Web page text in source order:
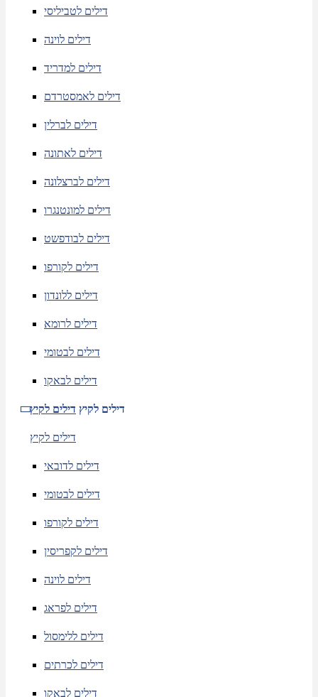
דילים לטביליסי
דילים לוינה
דילים למדריד
דילים לאמסטרדם
דילים לברלין
דילים לאתונה
דילים לברצלונה
דילים למונטנגרו
דילים לבודפשט
דילים לקורפו
דילים ללונדון
דילים לרומא
דילים לבטומי
דילים לבאקו
דילים לקיץ דילים לקיץ
דילים לקיץ
דילים לדובאי
דילים לבטומי
דילים לקורפו
דילים לקפריסין
דילים לוינה
דילים לפראג
דילים ללימסול
דילים לכרתים
דילים לבאקו